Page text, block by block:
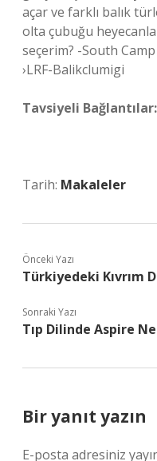
açar ve farklı balık
olta çubuğu
seçerim? -South
›LRF-Balikclumigi
Tavsiyeli Bağlantılar:
Tarih: Makaleler
Önceki Yazı
Türkiyedeki Kıvrım
Sonraki Yazı
Tıp Dilinde Aspire
Bir yanıt yazın
E-posta adresiniz